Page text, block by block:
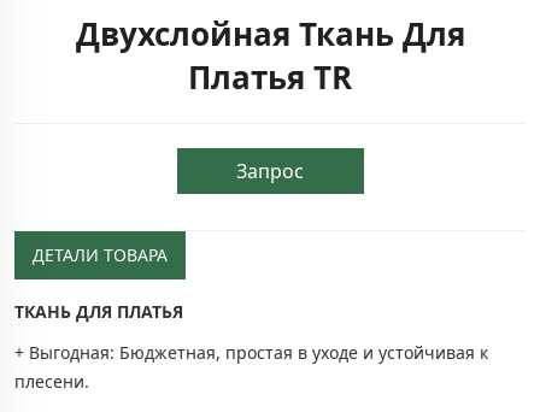
Двухслойная Ткань Для
Платья TR
Запрос
ДЕТАЛИ ТОВАРА
ТКАНЬ ДЛЯ ПЛАТЬЯ
+ Выгодная: Бюджетная, простая в уходе и устойчивая к
плесени.